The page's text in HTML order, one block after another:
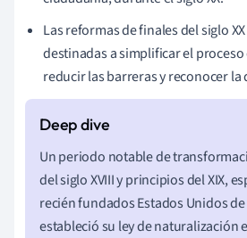
Las reformas de finales del siglo
destinadas a simplificar el
reducir las barreras y reconocer
Un periodo notable de
del siglo XVIII y principios del XIX,
recién fundados Estados Unidos de
estableció su ley de naturalización